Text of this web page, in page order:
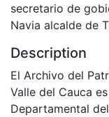
secretario de
Navia alcalde de
Description
El Archivo del
Valle del Cauca
Departamental